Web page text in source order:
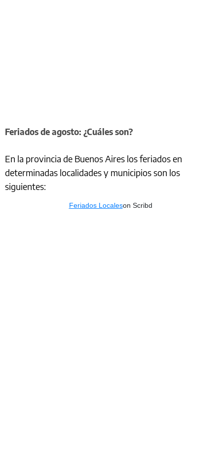
Feriados de agosto: ¿Cuáles son?
En la provincia de Buenos Aires los feriados en
determinadas localidades y municipios son los
siguientes:
Feriados Localeson Scribd